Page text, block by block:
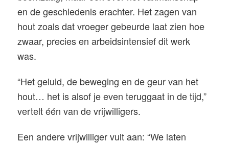
en de geschiedenis erachter. Het zagen van
hout zoals dat vroeger gebeurde laat zien hoe
zwaar, precies en arbeidsintensief dit werk
was.
“Het geluid, de beweging en de geur van het
hout… het is alsof je even teruggaat in de tijd,”
vertelt één van de vrijwilligers.
Een andere vrijwilliger vult aan: “We laten